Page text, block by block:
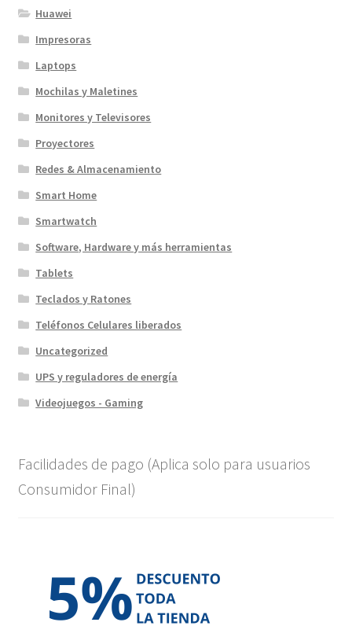
Huawei
Impresoras
Laptops
Mochilas y Maletines
Monitores y Televisores
Proyectores
Redes & Almacenamiento
Smart Home
Smartwatch
Software, Hardware y más herramientas
Tablets
Teclados y Ratones
Teléfonos Celulares liberados
Uncategorized
UPS y reguladores de energía
Videojuegos - Gaming
Facilidades de pago (Aplica solo para usuarios
Consumidor Final)